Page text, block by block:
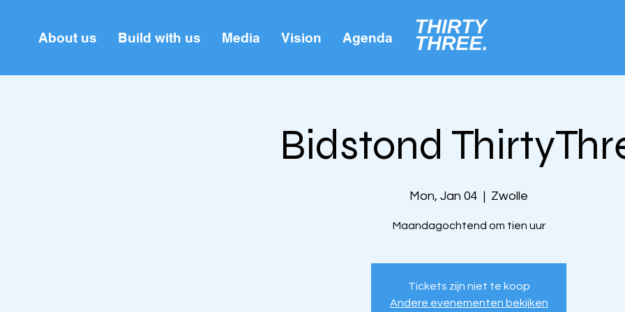
About us Build with us Media Vision Agenda
Bidstond
Mon, Jan 04
  |
Zwolle
Maandagochtend om tien uur
Tickets zijn niet te koop
Andere evenementen bekijken